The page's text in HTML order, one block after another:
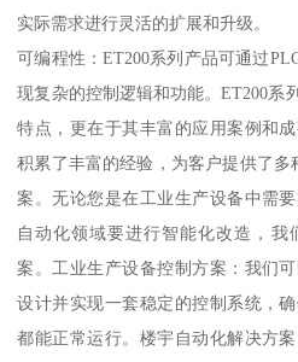
实际需求进行灵活的扩展和升级。
可编程性：ET200系列产品可通过
现复杂的控制逻辑和功能。ET200系
特点，更在于其丰富的应用案例和
积累了丰富的经验，为客户提供了多
案。无论您是在工业生产设备中需
自动化领域要进行智能化改造，我
案。工业生产设备控制方案：我们
设计并实现一套稳定的控制系统，
都能正常运行。楼宇自动化解决方